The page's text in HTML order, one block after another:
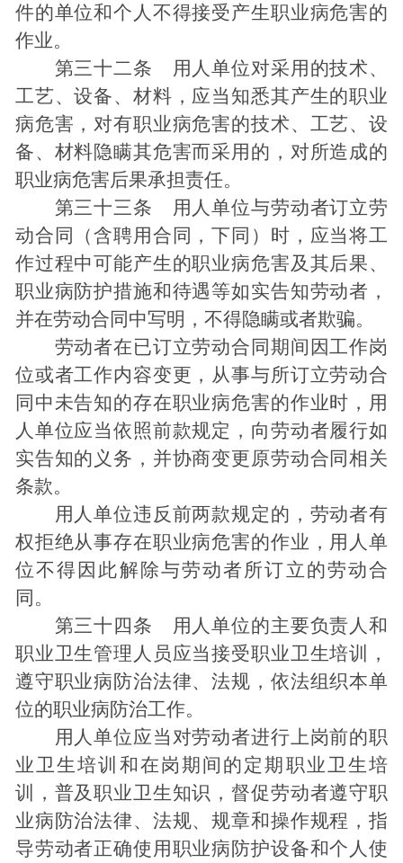
件的单位和个人不得接受产生职业病危害的
作业。
第三十二条 用人单位对采用的技术、
工艺、设备、材料，应当知悉其产生的职业
病危害，对有职业病危害的技术、工艺、设
备、材料隐瞒其危害而采用的，对所造成的
职业病危害后果承担责任。
第三十三条 用人单位与劳动者订立劳
动合同（含聘用合同，下同）时，应当将工
作过程中可能产生的职业病危害及其后果、
职业病防护措施和待遇等如实告知劳动者，
并在劳动合同中写明，不得隐瞒或者欺骗。
劳动者在已订立劳动合同期间因工作岗
位或者工作内容变更，从事与所订立劳动合
同中未告知的存在职业病危害的作业时，用
人单位应当依照前款规定，向劳动者履行如
实告知的义务，并协商变更原劳动合同相关
条款。
用人单位违反前两款规定的，劳动者有
权拒绝从事存在职业病危害的作业，用人单
位不得因此解除与劳动者所订立的劳动合
同。
第三十四条 用人单位的主要负责人和
职业卫生管理人员应当接受职业卫生培训，
遵守职业病防治法律、法规，依法组织本单
位的职业病防治工作。
用人单位应当对劳动者进行上岗前的职
业卫生培训和在岗期间的定期职业卫生培
训，普及职业卫生知识，督促劳动者遵守职
业病防治法律、法规、规章和操作规程，指
导劳动者正确使用职业病防护设备和个人使